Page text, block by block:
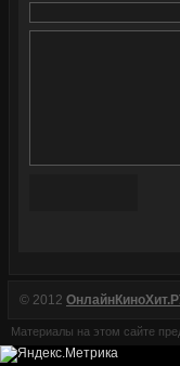
© 2012
Материалы на этом сайте